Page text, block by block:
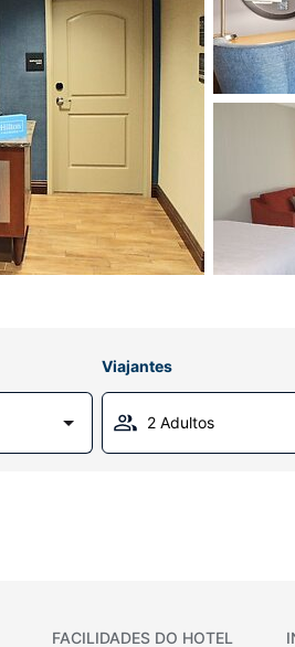
Viajantes
2 Adultos
FACILIDADES DO HOTEL